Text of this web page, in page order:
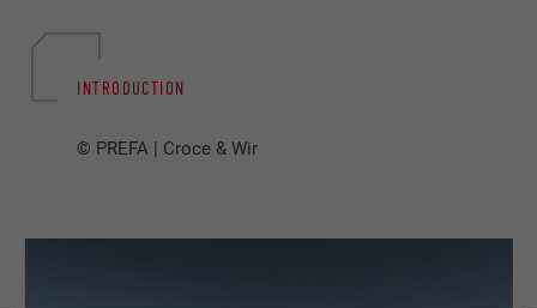
INTRODUCTION
© PREFA | Croce & Wir